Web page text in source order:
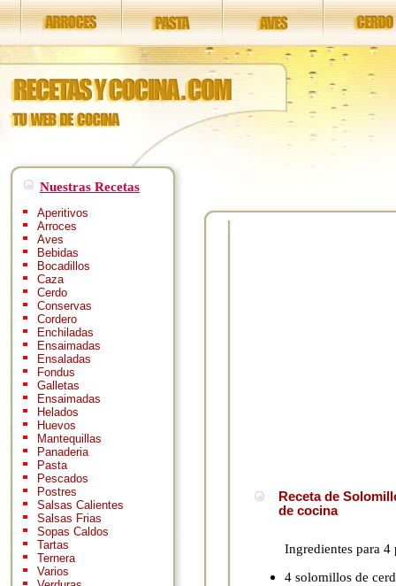
Nuestras Recetas
Aperitivos
Arroces
Aves
Bebidas
Bocadillos
Caza
Cerdo
Conservas
Cordero
Enchiladas
Ensaimadas
Ensaladas
Fondus
Galletas
Ensaimadas
Helados
Huevos
Mantequillas
Panaderia
Pasta
Pescados
Postres
Salsas Calientes
Salsas Frias
Sopas Caldos
Tartas
Ternera
Varios
Receta de
de cocina
Ingredientes para 4
4 solomillos de